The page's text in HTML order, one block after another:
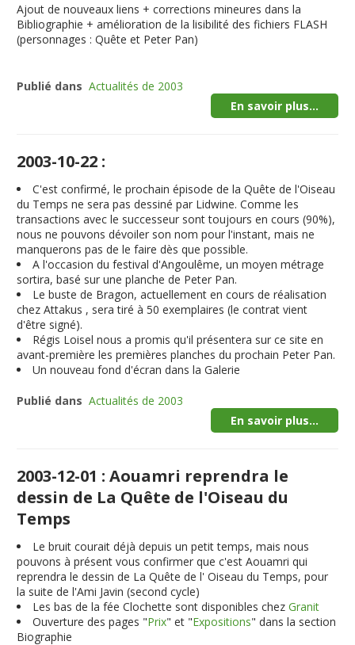
Ajout de nouveaux liens + corrections mineures dans la
Bibliographie + amélioration de la lisibilité des fichiers FLASH
(personnages : Quête et Peter Pan)
Publié dans Actualités de 2003
En savoir plus...
2003-10-22 :
C'est confirmé, le prochain épisode de la Quête de l'Oiseau
du Temps ne sera pas dessiné par Lidwine. Comme les
transactions avec le successeur sont toujours en cours (90%),
nous ne pouvons dévoiler son nom pour l'instant, mais ne
manquerons pas de le faire dès que possible.
A l'occasion du festival d'Angoulême, un moyen métrage
sortira, basé sur une planche de Peter Pan.
Le buste de Bragon, actuellement en cours de réalisation
chez Attakus , sera tiré à 50 exemplaires (le contrat vient
d'être signé).
Régis Loisel nous a promis qu'il présentera sur ce site en
avant-première les premières planches du prochain Peter Pan.
Un nouveau fond d'écran dans la Galerie
Publié dans Actualités de 2003
En savoir plus...
2003-12-01 : Aouamri reprendra le
dessin de La Quête de l'Oiseau du
Temps
Le bruit courait déjà depuis un petit temps, mais nous
pouvons à présent vous confirmer que c'est Aouamri qui
reprendra le dessin de La Quête de l' Oiseau du Temps, pour
la suite de l'Ami Javin (second cycle)
Les bas de la fée Clochette sont disponibles chezGranit
Ouverture des pages "Prix" et "Expositions" dans la section
Biographie